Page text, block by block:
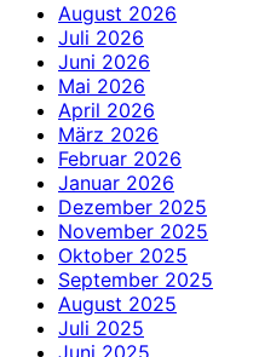
August 2026
Juli 2026
Juni 2026
Mai 2026
April 2026
März 2026
Februar 2026
Januar 2026
Dezember 2025
November 2025
Oktober 2025
September 2025
August 2025
Juli 2025